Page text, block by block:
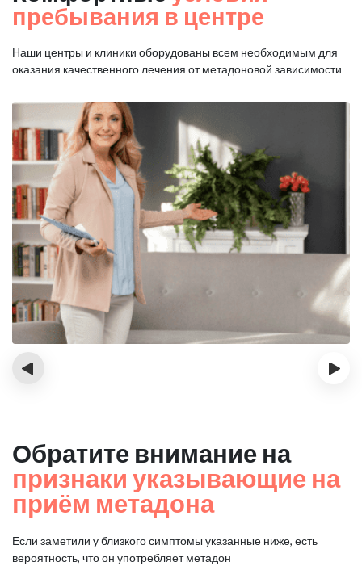
пребывания в центре
Наши центры и клиники оборудованы всем необходимым для
оказания качественного лечения от метадоновой зависимости
‹ ›
Обратите внимание на
признаки указывающие на
приём метадона
Если заметили у близкого симптомы указанные ниже, есть
вероятность, что он употребляет метадон